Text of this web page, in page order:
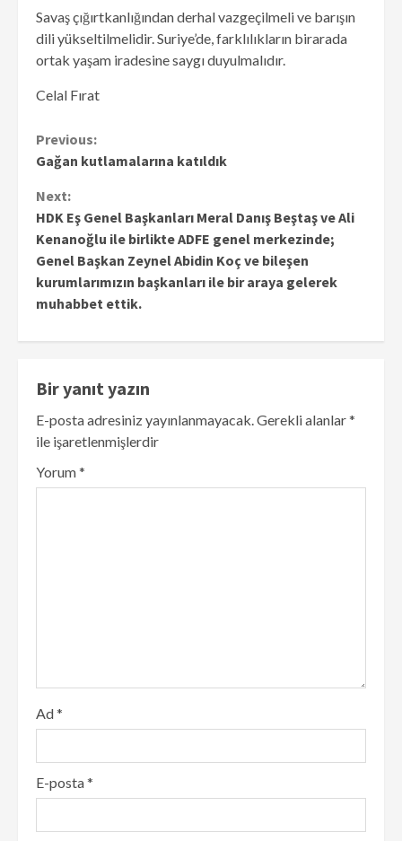
Savaş çığırtkanlığından derhal vazgeçilmeli ve barışın
dili yükseltilmelidir. Suriye’de, farklılıkların birarada
ortak yaşam iradesine saygı duyulmalıdır.
Celal Fırat
Continue
Reading
Previous:
Gağan kutlamalarına katıldık
Next:
HDK Eş Genel Başkanları Meral Danış Beştaş ve Ali
Kenanoğlu ile birlikte ADFE genel merkezinde;
Genel Başkan Zeynel Abidin Koç ve bileşen
kurumlarımızın başkanları ile bir araya gelerek
muhabbet ettik.
Bir yanıt yazın
E-posta adresiniz yayınlanmayacak.Gerekli alanlar*
ile işaretlenmişlerdir
Yorum*
Ad*
E-posta*